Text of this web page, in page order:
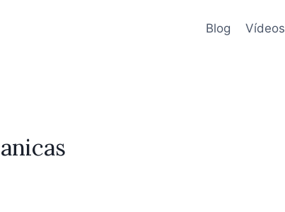
Blog Vídeos